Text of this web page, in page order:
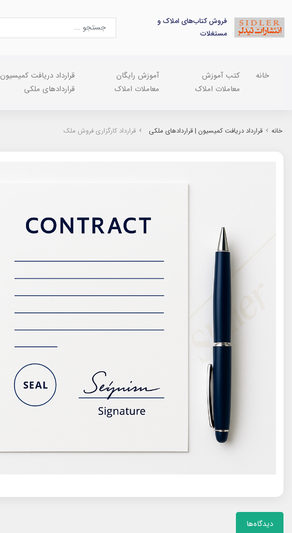
فروش کتاب‌های املاک و
مستغلات
خانه
کتب آموزش
معاملات املاک
آموزش رایگان
معاملات املاک
قرارداد دریافت
قراردادهای ملکی
خانه قرارداد دریافت کمیسیون | قراردادهای ملکی قرارداد کارگزاری فروش ملک
دیدگاه‌ها